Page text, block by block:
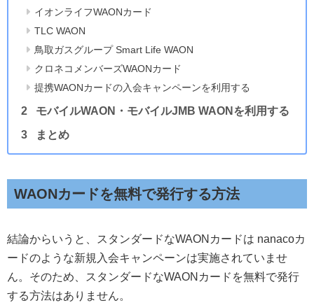
イオンライフWAONカード
TLC WAON
鳥取ガスグループ Smart Life WAON
クロネコメンバーズWAONカード
提携WAONカードの入会キャンペーンを利用する
モバイルWAON・モバイルJMB WAONを利用する
まとめ
WAONカードを無料で発行する方法
結論からいうと、スタンダードなWAONカードは nanacoカ
ードのような新規入会キャンペーンは実施されていませ
ん。そのため、スタンダードなWAONカードを無料で発行
する方法はありません。